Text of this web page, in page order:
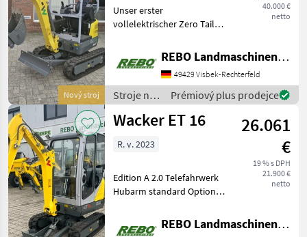
Nový stroj
40.000 €
netto
Unser erster
vollelektrischer Zero Tail
Hecküberstand. Wobei sich
„Mini“ wirklich nur auf die
Abmessungen bezieht,
denn in Leistung und
Ausdauer steh
REBO Landmaschinen GmbH, Zentrale
49429 Visbek-Rechterfeld
Stroje na
stavbu /
Wacker
Prémiový plus prodejce
Wacker ET 16
26.061
€
19 % s DPH
21.900 €
netto
R. v. 2023
Edition A 2.0 Telefahrwerk
Hubarm standard Option
Arbeitsscheinwerfer
vorn/hint. Fahrerkabine
REBO Landmaschinen GmbH, Zentrale